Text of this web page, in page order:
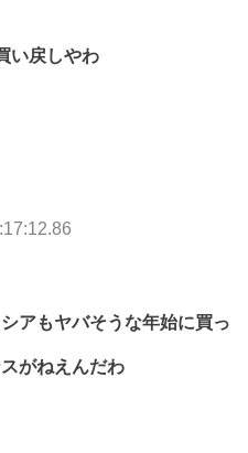
い戻しやわ
アもヤバそうな年始に買っ
がねえんだわ